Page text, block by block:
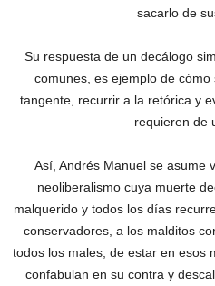
sacarlo de
Su respuesta de un decálogo
comunes, es ejemplo de
tangente, recurrir a la retórica y
requieren de
Así, Andrés Manuel se asume
neoliberalismo cuya muerte
malquerido y todos los días
conservadores, a los malditos
todos los males, de estar en esos
confabulan en su contra y